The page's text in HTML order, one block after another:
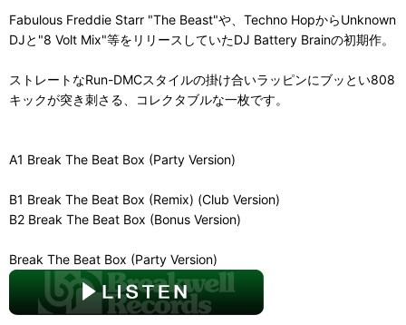
Fabulous Freddie Starr "The Beast"や、Techno HopからUnknown
DJと"8 Volt Mix"等をリリースしていたDJ Battery Brainの初期作。
ストレートなRun-DMCスタイルの掛け合いラッピンにブッとい808
キックが突き刺さる、コレクタブルな一枚です。
A1 Break The Beat Box (Party Version)
B1 Break The Beat Box (Remix) (Club Version)
B2 Break The Beat Box (Bonus Version)
Break The Beat Box (Party Version)